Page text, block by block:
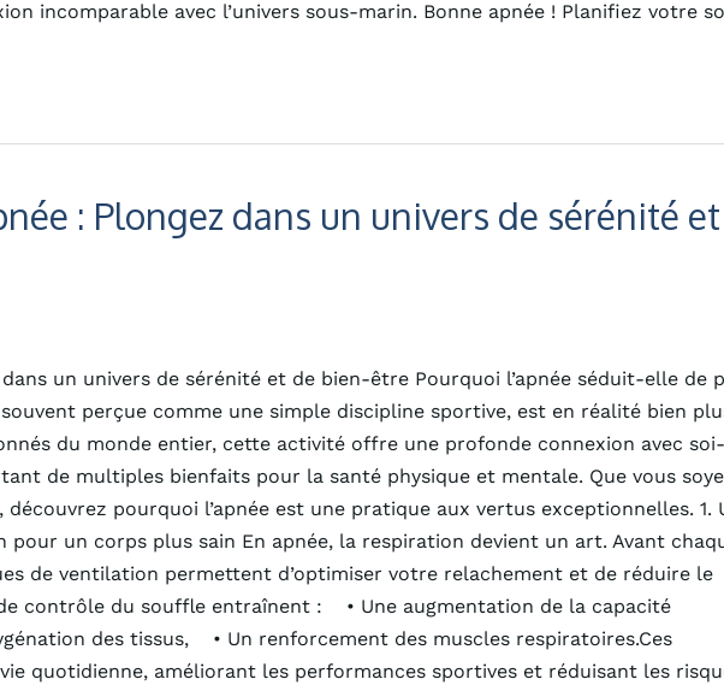
incomparable avec l’univers sous-marin. Bonne apnée ! Planifiez votre
: Plongez dans un univers de sérénité et
un univers de sérénité et de bien-être Pourquoi l’apnée séduit-elle de
perçue comme une simple discipline sportive, est en réalité bien
du monde entier, cette activité offre une profonde connexion avec soi-
de multiples bienfaits pour la santé physique et mentale. Que vous
pourquoi l’apnée est une pratique aux vertus exceptionnelles. 1.
un corps plus sain En apnée, la respiration devient un art. Avant
de ventilation permettent d’optimiser votre relachement et de réduire le
contrôle du souffle entraînent : • Une augmentation de la capacité
des tissus, • Un renforcement des muscles respiratoires.Ces
quotidienne, améliorant les performances sportives et réduisant les